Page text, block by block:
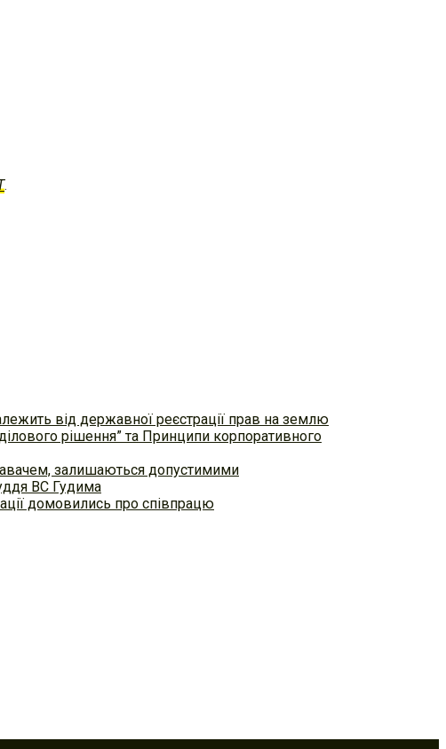
.
від державної реєстрації прав на землю
рішення” та Принципи корпоративного
залишаються допустимими
ВС Гудима
домовились про співпрацю